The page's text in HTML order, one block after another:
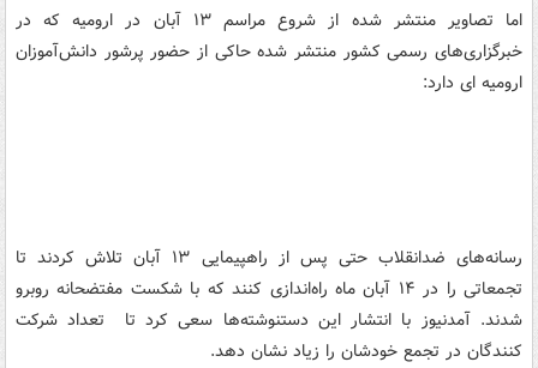
اما تصاویر منتشر شده از شروع مراسم ۱۳ آبان در ارومیه که در
خبرگزاری‌های رسمی کشور منتشر شده حاکی از حضور پرشور دانش‌آموزان
ارومیه ای دارد:
رسانه‌های ضدانقلاب حتی پس از راهپیمایی ۱۳ آبان تلاش کردند تا
تجمعاتی را در ۱۴ آبان ماه راه‌اندازی کنند که با شکست مفتضحانه روبرو
شدند. آمدنیوز با انتشار این دستنوشته‌ها سعی کرد تا تعداد شرکت
کنندگان در تجمع خودشان را زیاد نشان دهد.